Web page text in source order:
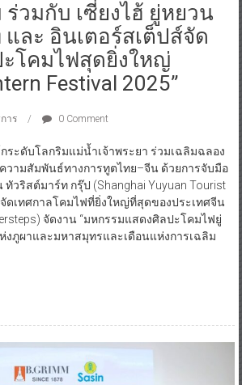
วมกับ เซี่ยงไฮ้ ยู่หยวน
ละ อินเตอร์สเต็ปส์จัด
โคมไฟสุดยิ่งใหญ่
Festival 2025”
าร 0 Comment
ระดับโลกริมแม่น้ำเจ้าพระยา ร่วมเฉลิมฉลอง
วามสัมพันธ์ทางการทูตไทย–จีน ด้วยการจับมือ
ทัวริสต์มาร์ท กรุ๊ป (Shanghai Yuyuan Tourist
จัดเทศกาลโคมไฟที่ยิ่งใหญ่ที่สุดของประเทศจีน
จัดงาน “มหกรรมแสดงศิลปะโคมไฟยู่
ภูผาและมหาสมุทรและเดือนแห่งการเฉลิม